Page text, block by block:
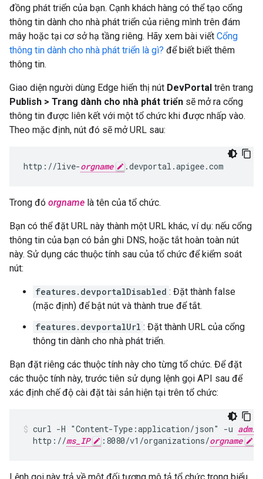
đồng phát triển của bạn. Cạnh khách hàng có thể tạo cổng
thông tin dành cho nhà phát triển của riêng mình trên đám
mây hoặc tại cơ sở hạ tầng riêng. Hãy xem bài viết Cổng
thông tin dành cho nhà phát triển là gì? để biết biết thêm
thông tin.
Giao diện người dùng Edge hiển thị nút DevPortal trên trang
Publish > Trang dành cho nhà phát triển sẽ mở ra cổng
thông tin được liên kết với một tổ chức khi được nhấp vào.
Theo mặc định, nút đó sẽ mở URL sau:
http://live-orgname .devportal.apigee.com
Trong đó orgname là tên của tổ chức.
Bạn có thể đặt URL này thành một URL khác, ví dụ: nếu cổng
thông tin của bạn có bản ghi DNS, hoặc tắt hoàn toàn nút
này. Sử dụng các thuộc tính sau của tổ chức để kiểm soát
nút:
features.devportalDisabled : Đặt thành false
(mặc định) để bật nút và thành true để tắt.
features.devportalUrl : Đặt thành URL của cổng
thông tin dành cho nhà phát triển.
Bạn đặt riêng các thuộc tính này cho từng tổ chức. Để đặt
các thuộc tính này, trước tiên sử dụng lệnh gọi API sau để
xác định chế độ cài đặt tài sản hiện tại trên tổ chức:
curl -H "Content-Type:application/json" -u
  http://
ms_IP :8080/v1/organizations/orgname